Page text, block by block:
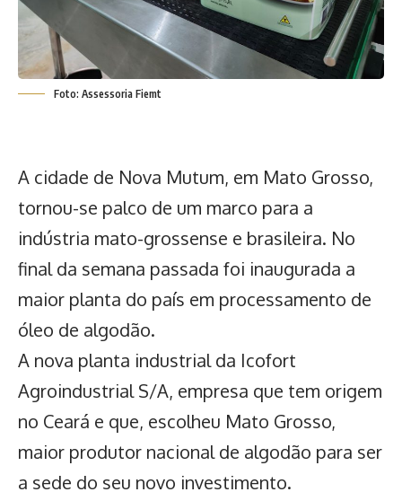
Foto: Assessoria Fiemt
A cidade de Nova Mutum, em Mato Grosso,
tornou-se palco de um marco para a
indústria mato-grossense e brasileira. No
final da semana passada foi inaugurada a
maior planta do país em processamento de
óleo de algodão.
A nova planta industrial da Icofort
Agroindustrial S/A, empresa que tem origem
no Ceará e que, escolheu Mato Grosso,
maior produtor nacional de algodão para ser
a sede do seu novo investimento.